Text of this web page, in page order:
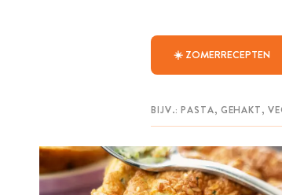
☀️ ZOMERRECEPTEN